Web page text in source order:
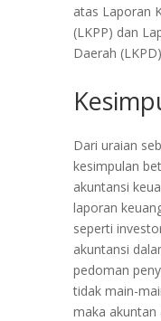
atas Laporan
(LKPP) dan
Daerah
Dari uraian
kesimpulan
akuntansi
laporan
seperti
akuntansi
pedoman
tidak main-
maka